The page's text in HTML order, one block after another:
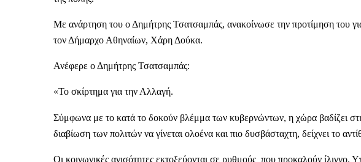
Με ανάρτηση του ο Δημήτρης Τσατσαμπάς, ανακοίνωσε την προτίμηση του
τον Δήμαρχο Αθηναίων, Χάρη Δούκα.
Ανέφερε ο Δημήτρης Τσατσαμπάς:
«Το σκίρτημα για την Αλλαγή.
Σύμφωνα με το κατά το δοκούν βλέμμα των κυβερνώντων, η χώρα βαδίζει
διαβίωση των πολιτών να γίνεται ολοένα και πιο δυσβάσταχτη, δείχνει το
Οι κοινωνικές ανισότητες εκτοξεύονται σε ρυθμούς που προκαλούν ίλιγγο.